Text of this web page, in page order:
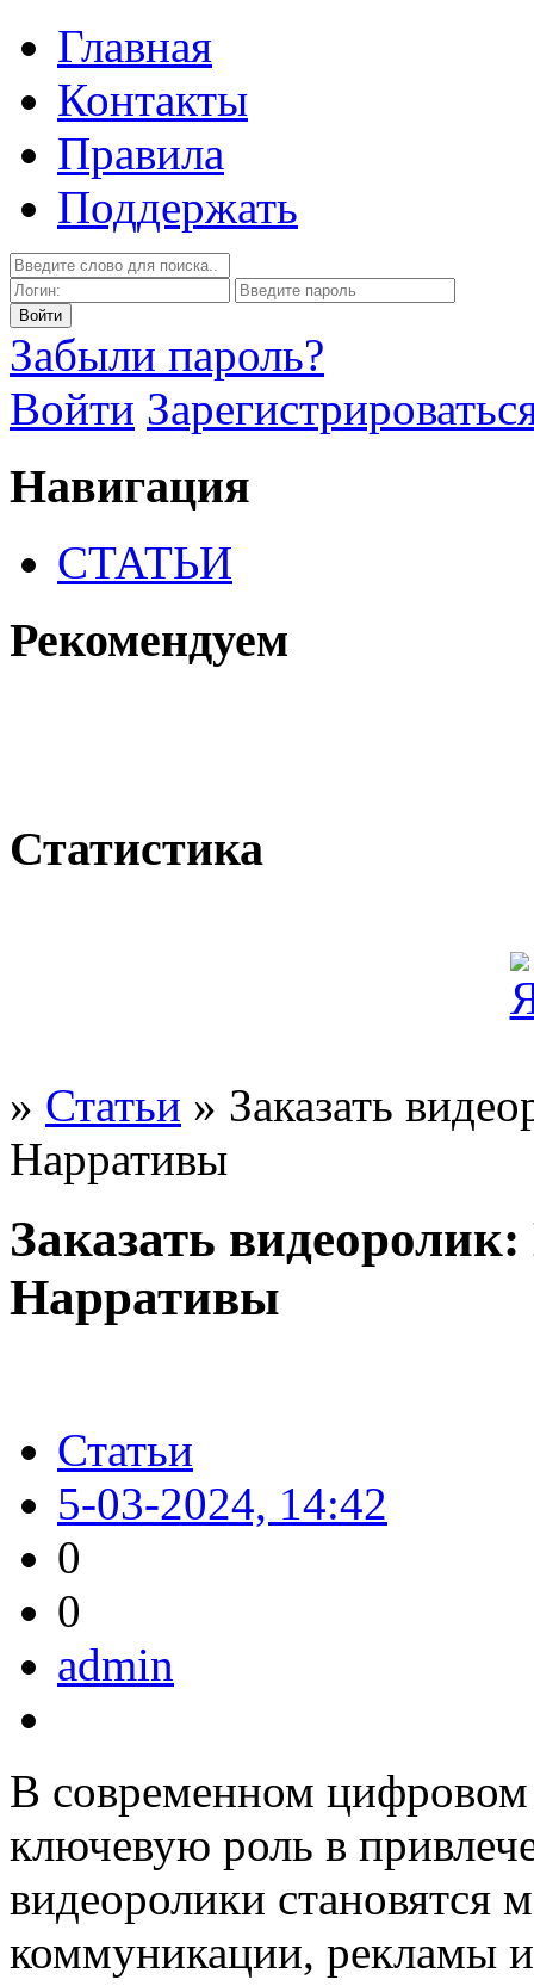
Главная
Контакты
Правила
Поддержать
Забыли пароль?
Войти
Навигация
СТАТЬИ
Рекомендуем
Статистика
» Статьи » Заказать
Нарративы
Заказать
Нарративы
Статьи
5-03-2024, 14:42
0
0
admin
В современном цифровом
ключевую роль в
видеоролики
коммуникации, рекламы и